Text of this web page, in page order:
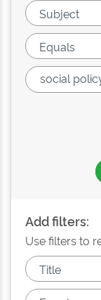
Add filters:
Use filters to